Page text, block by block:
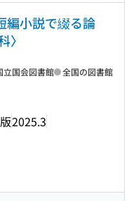
編小説で綴る論
〉
2025.3
立国会図書館 全国の図書館